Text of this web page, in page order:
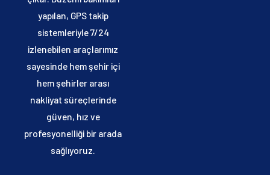
yapılan, GPS takip
sistemleriyle 7/24
izlenebilen araçlarımız
sayesinde hem şehir içi
hem şehirler arası
nakliyat süreçlerinde
güven, hız ve
profesyonelliği bir arada
sağlıyoruz.